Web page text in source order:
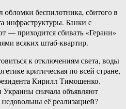
обломки беспилотника, сбитого в
инфраструктуры. Банки с
— приходится сбивать «Герани»
всяких штаб-квартир.
к отключениям света, воды
критическая по всей стране,
Кирилл Тимошенко.
сначала объявляют
её реализацией?